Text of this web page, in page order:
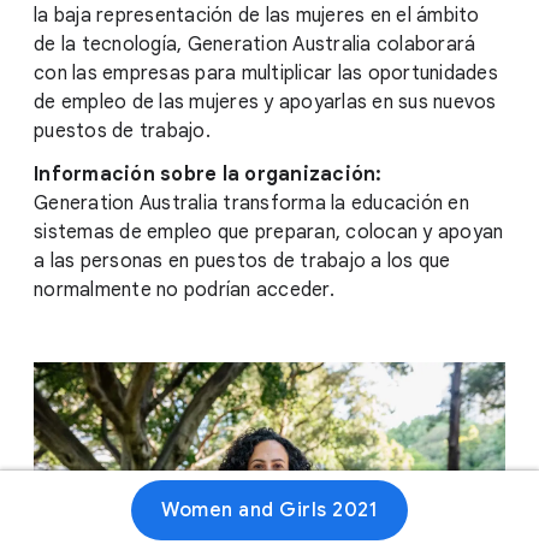
la baja representación de las mujeres en el ámbito
de la tecnología, Generation Australia colaborará
con las empresas para multiplicar las oportunidades
de empleo de las mujeres y apoyarlas en sus nuevos
puestos de trabajo.
Información sobre la organización:
Generation Australia transforma la educación en
sistemas de empleo que preparan, colocan y apoyan
a las personas en puestos de trabajo a los que
normalmente no podrían acceder.
Women and Girls 2021